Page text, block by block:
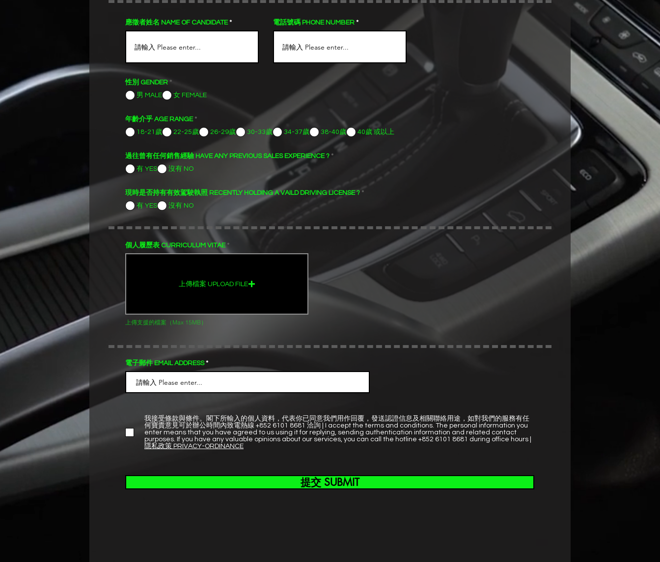
應徵者姓名 NAME OF CANDIDATE 電話號碼 PHONE NUMBER
性別 GENDER *
男 MALE
女 FEMALE
年齡介乎 AGE RANGE *
18-21歲
22-25歲 26-29歲 30-33歲 34-37歲 38-40歲 40歲 或以上
過往曾有任何銷售經驗 HAVE ANY PREVIOUS SALES EXPERIENCE ? *
有 YES
沒有 NO
現時是否持有有效駕駛執照 RECENTLY HOLDING A VAILD DRIVING LICENSE ? *
有 YES
沒有 NO
個人履歷表 CURRICULUM VITAE
上傳檔案 UPLOAD FILE
上傳支援的檔案（Max 15MB）
電子郵件 EMAIL ADDRESS
我接受條款與條件。閣下所輸入的個人資料，代表你已同意我們用作回覆，發送認證信息及相關聯絡用途，如對我們的服務有任
何寶貴意見可於辦公時間內致電熱線 +852 6101 8681 洽詢 | I accept the terms and conditions. The personal information you
enter means that you have agreed to us using it for replying, sending authentication information and related contact
purposes. If you have any valuable opinions about our services, you can call the hotline +852 6101 8681 during office hours |
隱私政策 PRIVACY-ORDINANCE
提交 SUBMIT